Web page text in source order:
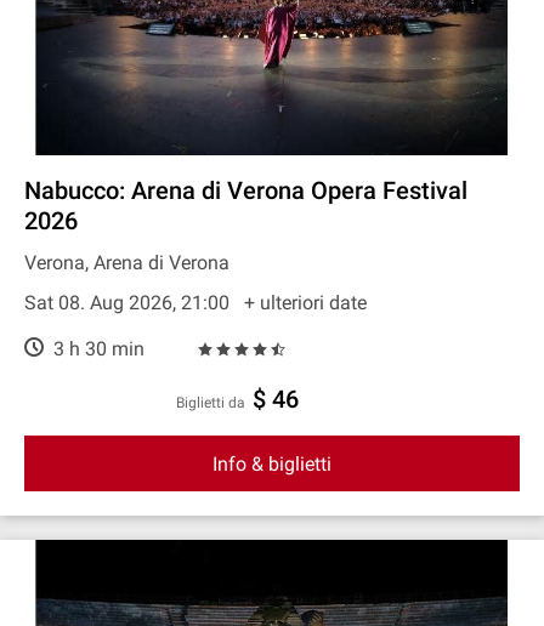
Nabucco: Arena di Verona Opera Festival
2026
Verona, Arena di Verona
Sat 08. Aug 2026, 21:00
+ ulteriori date
3 h 30 min
Biglietti da $ 46
Info & biglietti